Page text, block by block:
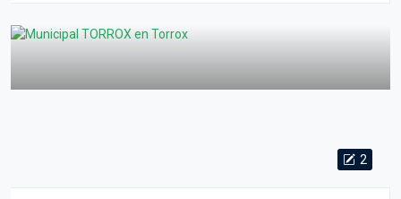
2